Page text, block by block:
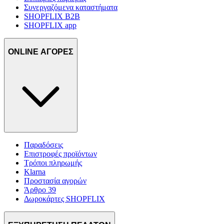
Συνεργαζόμενα καταστήματα
SHOPFLIX B2B
SHOPFLIX app
ONLINE ΑΓΟΡΕΣ
Παραδόσεις
Επιστροφές προϊόντων
Τρόποι πληρωμής
Klarna
Προστασία αγορών
Άρθρο 39
Δωροκάρτες SHOPFLIX